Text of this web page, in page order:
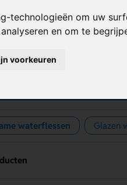
technologieën om uw
en om te
voorkeuren
waterflessen Glazen